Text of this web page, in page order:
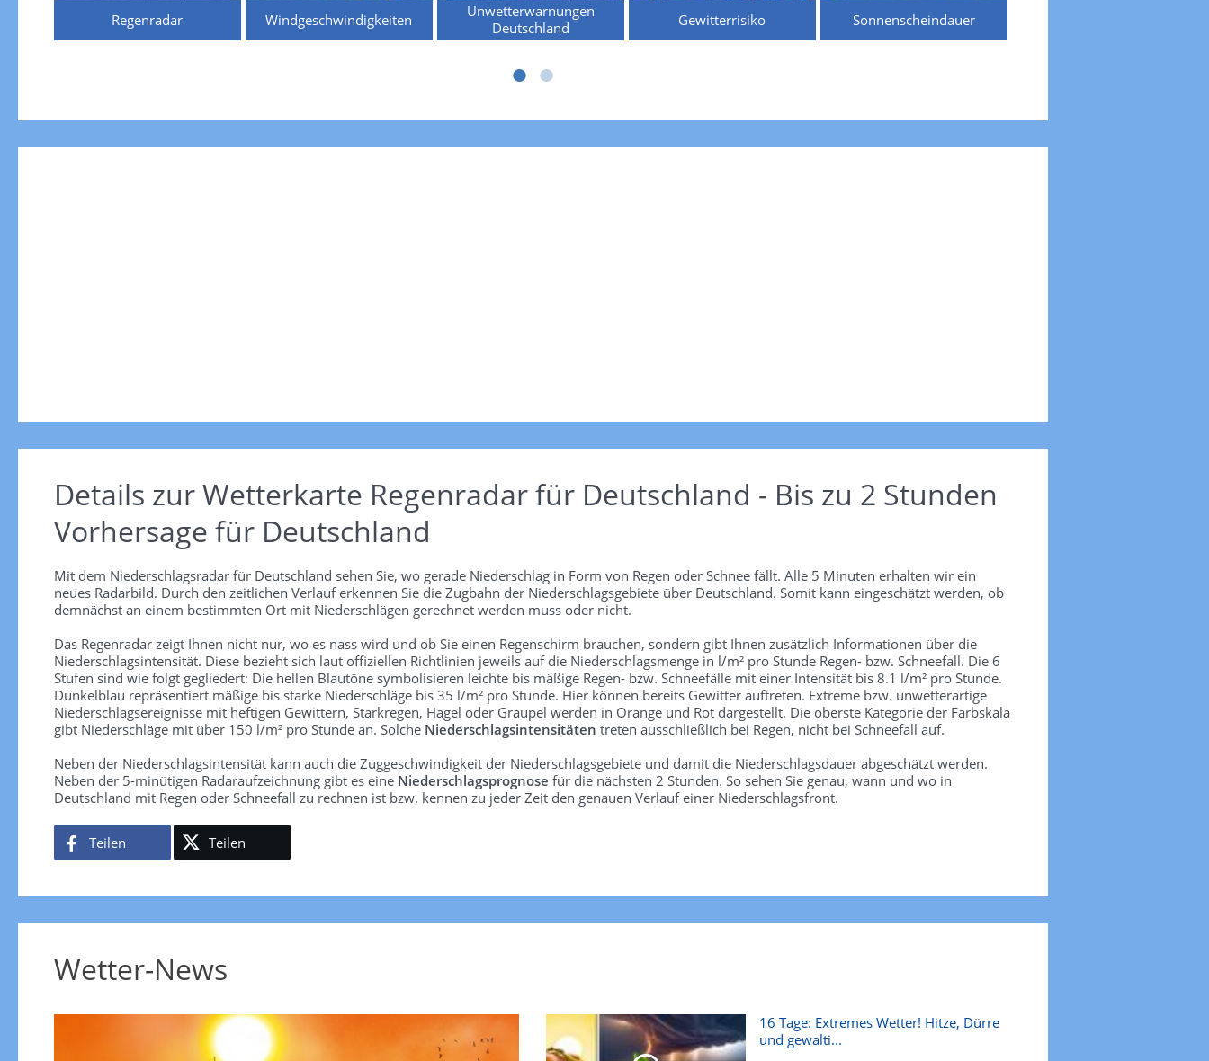
Regenradar Windgeschwindigkeiten
Unwetterwarnungen
Deutschland
Gewitterrisiko Sonnenscheindauer
Details zur Wetterkarte Regenradar für Deutschland - Bis zu 2 Stunden
Vorhersage für Deutschland
Mit dem Niederschlagsradar für Deutschland sehen Sie, wo gerade Niederschlag in Form von Regen oder Schnee fällt. Alle 5 Minuten erhalten wir ein
neues Radarbild. Durch den zeitlichen Verlauf erkennen Sie die Zugbahn der Niederschlagsgebiete über Deutschland. Somit kann eingeschätzt werden, ob
demnächst an einem bestimmten Ort mit Niederschlägen gerechnet werden muss oder nicht.
Das Regenradar zeigt Ihnen nicht nur, wo es nass wird und ob Sie einen Regenschirm brauchen, sondern gibt Ihnen zusätzlich Informationen über die
Niederschlagsintensität. Diese bezieht sich laut offiziellen Richtlinien jeweils auf die Niederschlagsmenge in l/m² pro Stunde Regen- bzw. Schneefall. Die 6
Stufen sind wie folgt gegliedert: Die hellen Blautöne symbolisieren leichte bis mäßige Regen- bzw. Schneefälle mit einer Intensität bis 8.1 l/m² pro Stunde.
Dunkelblau repräsentiert mäßige bis starke Niederschläge bis 35 l/m² pro Stunde. Hier können bereits Gewitter auftreten. Extreme bzw. unwetterartige
Niederschlagsereignisse mit heftigen Gewittern, Starkregen, Hagel oder Graupel werden in Orange und Rot dargestellt. Die oberste Kategorie der Farbskala
gibt Niederschläge mit über 150 l/m² pro Stunde an. Solche Niederschlagsintensitäten treten ausschließlich bei Regen, nicht bei Schneefall auf.
Neben der Niederschlagsintensität kann auch die Zuggeschwindigkeit der Niederschlagsgebiete und damit die Niederschlagsdauer abgeschätzt werden.
Neben der 5-minütigen Radaraufzeichnung gibt es eine Niederschlagsprognose für die nächsten 2 Stunden. So sehen Sie genau, wann und wo in
Deutschland mit Regen oder Schneefall zu rechnen ist bzw. kennen zu jeder Zeit den genauen Verlauf einer Niederschlagsfront.
Teilen Teilen
Wetter-News
16 Tage: Extremes Wetter! Hitze, Dürre
und gewalti...